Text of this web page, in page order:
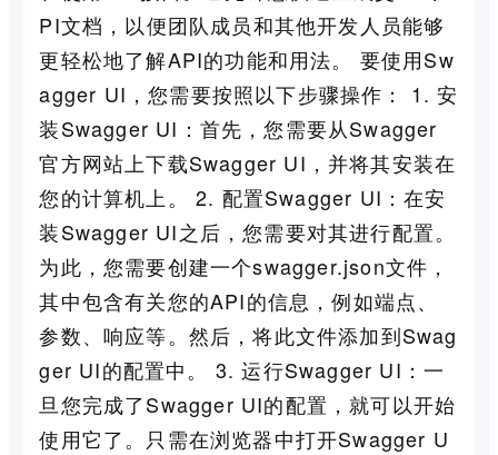
PI文档，以便团队成员和其他开发人员能够
更轻松地了解API的功能和用法。 要使用Sw
agger UI，您需要按照以下步骤操作： 1. 安
装Swagger UI：首先，您需要从Swagger
官方网站上下载Swagger UI，并将其安装在
您的计算机上。 2. 配置Swagger UI：在安
装Swagger UI之后，您需要对其进行配置。
为此，您需要创建一个swagger.json文件，
其中包含有关您的API的信息，例如端点、
参数、响应等。然后，将此文件添加到Swag
ger UI的配置中。 3. 运行Swagger UI：一
旦您完成了Swagger UI的配置，就可以开始
使用它了。只需在浏览器中打开Swagger U